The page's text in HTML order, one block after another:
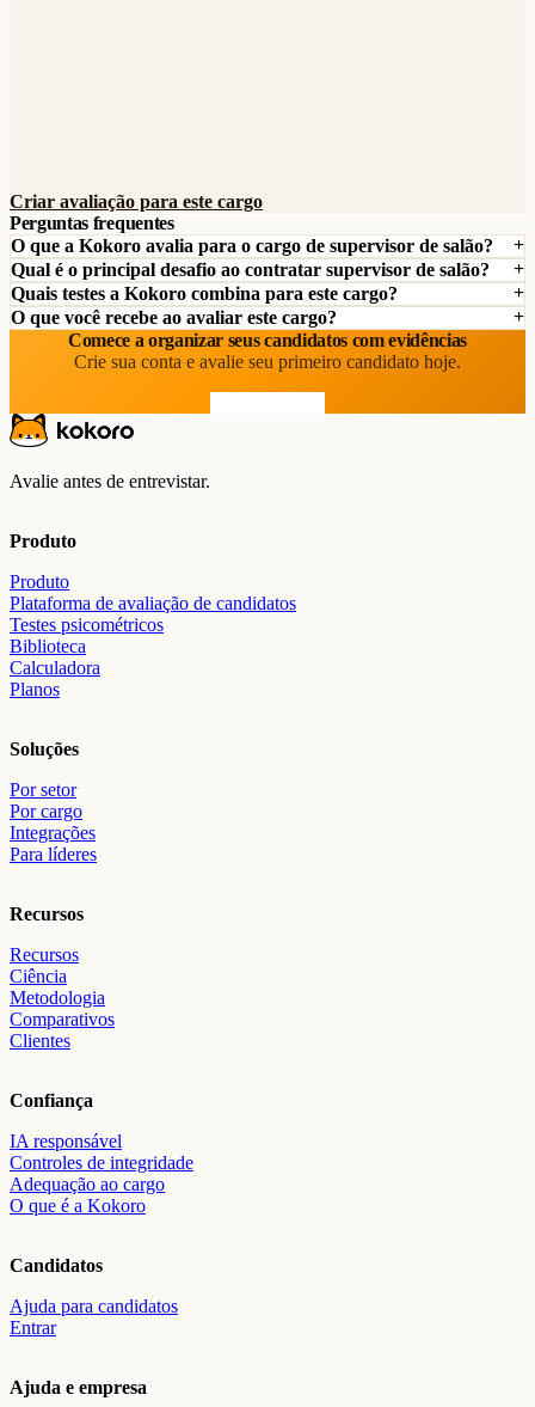
Criar avaliação para este cargo
Perguntas frequentes
O que a Kokoro avalia para o cargo de supervisor de salão?
Qual é o principal desafio ao contratar supervisor de salão?
Quais testes a Kokoro combina para este cargo?
O que você recebe ao avaliar este cargo?
Comece a organizar seus candidatos com evidências
Crie sua conta e avalie seu primeiro candidato hoje.
Avalie antes de entrevistar.
Produto
Produto
Plataforma de avaliação de candidatos
Testes psicométricos
Biblioteca
Calculadora
Planos
Soluções
Por setor
Por cargo
Integrações
Para líderes
Recursos
Recursos
Ciência
Metodologia
Comparativos
Clientes
Confiança
IA responsável
Controles de integridade
Adequação ao cargo
O que é a Kokoro
Candidatos
Ajuda para candidatos
Entrar
Ajuda e empresa